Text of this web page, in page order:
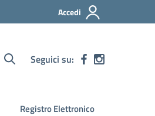
Accedi
Seguici su:
Registro Elettronico